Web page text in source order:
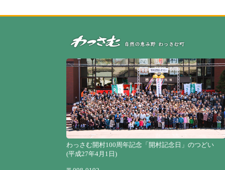
わっさむ開村100周年記念「開村記念日」のつどい
(平成27年4月1日)